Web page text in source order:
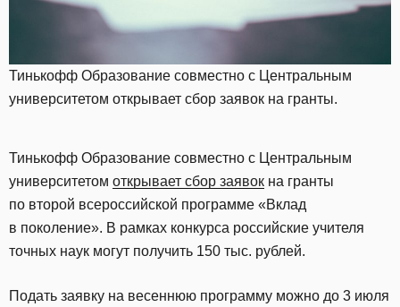
Тинькофф Образование совместно с Центральным
университетом открывает сбор заявок на гранты.
Тинькофф Образование совместно с Центральным
университетом открывает сбор заявок на гранты
по второй всероссийской программе «Вклад
в поколение». В рамках конкурса российские учителя
точных наук могут получить 150 тыс. рублей.
Подать заявку на весеннюю программу можно до 3 июля